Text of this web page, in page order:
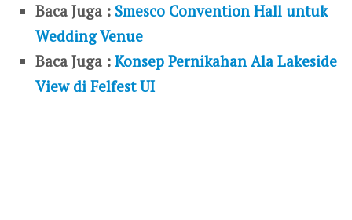
Baca Juga : Smesco Convention Hall untuk
Wedding Venue
Baca Juga :Konsep Pernikahan Ala Lakeside
View di Felfest UI